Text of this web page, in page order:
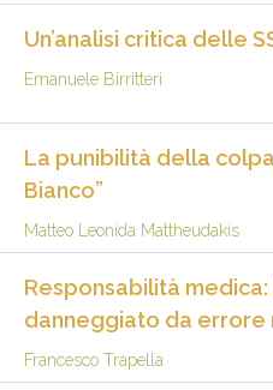
Un’analisi critica delle
Emanuele Birritteri
La punibilità della
Bianco”
Matteo Leonida Mattheudakis
Responsabilità
danneggiato da errore
Francesco Trapella